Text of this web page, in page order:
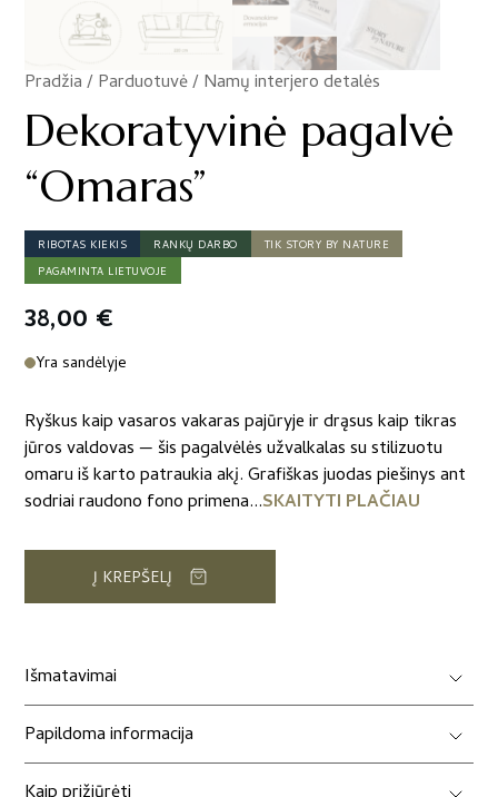
Pradžia/Parduotuvė/Namų interjero detalės
/
Dekoratyvinė pagalvė
“Omaras”
RIBOTAS KIEKIS RANKŲ DARBO
TIK STORY BY NATURE
PAGAMINTA LIETUVOJE
38,00 €
Yra sandėlyje
Ryškus kaip vasaros vakaras pajūryje ir drąsus kaip tikras
jūros valdovas — šis pagalvėlės užvalkalas su stilizuotu
omaru iš karto patraukia akį. Grafiškas juodas piešinys ant
sodriai raudono fono primena...SKAITYTI PLAČIAU
Į KREPŠELĮ
Išmatavimai
Papildoma informacija